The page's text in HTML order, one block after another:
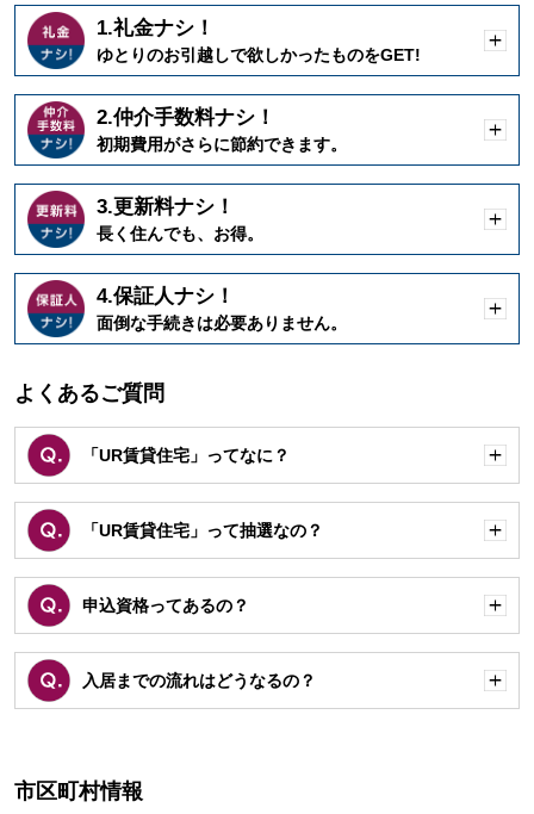
1.礼金ナシ！
ゆとりのお引越しで欲しかったものをGET!
く
2.仲介手数料ナシ！
初期費用がさらに節約できます。
く
3.更新料ナシ！
長く住んでも、お得。
く
4.保証人ナシ！
面倒な手続きは必要ありません。
く
よくあるご質問
「UR賃貸住宅」ってなに？
く
「UR賃貸住宅」って抽選なの？
く
申込資格ってあるの？
く
入居までの流れはどうなるの？
く
市区町村情報